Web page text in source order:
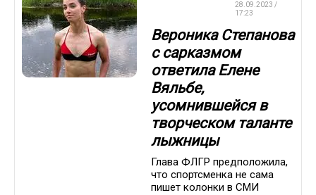
28.09.2023 /
17:23
Вероника Степанова
с сарказмом
ответила Елене
Вяльбе,
усомнившейся в
творческом таланте
лыжницы
Глава ФЛГР предположила,
что спортсменка не сама
пишет колонки в СМИ